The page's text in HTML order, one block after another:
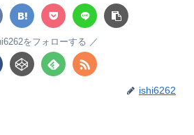
をフォローする
ishi6262